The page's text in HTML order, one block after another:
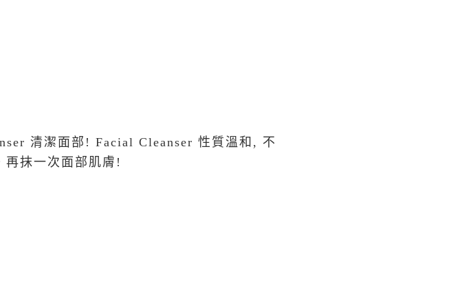
清潔面部! Facial Cleanser 性質溫和, 不
抹一次面部肌膚!